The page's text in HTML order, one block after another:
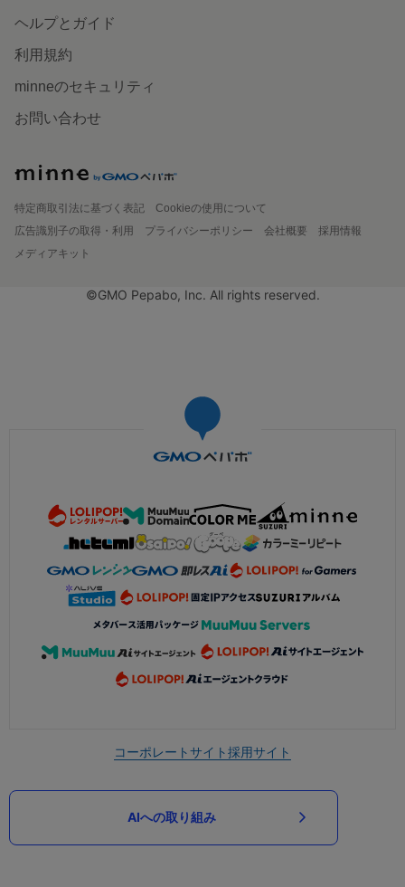
ヘルプとガイド
利用規約
minneのセキュリティ
お問い合わせ
特定商取引法に基づく表記
Cookieの使用について
広告識別子の取得・利用
プライバシーポリシー 会社概要
採用情報
メディアキット
©GMO Pepabo, Inc. All rights reserved.
コーポレートサイト採用サイト
AIへの取り組み